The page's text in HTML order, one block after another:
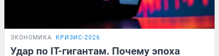
ЭКОНОМИКА КРИЗИС-2026
Удар по IT-гигантам. Почему эпоха